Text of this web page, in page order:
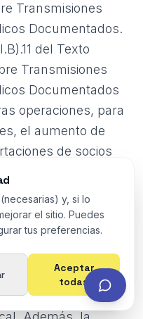
Transmisiones
Documentados.
del Texto
Transmisiones
Documentados
operaciones, para
el aumento de
de socios
la operación pueda
Conviene
adicionales,
de deudas,
sujetos a
y, si lo
el sitio. Puedes
tus preferencias.
Aceptar
todas